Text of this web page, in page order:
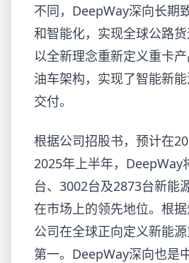
不同，DeepWay深向长期
和智能化，实现全球公路
以全新理念重新定义重卡
油车架构，实现了智能新
交付。
根据公司招股书，预计在
2025年上半年，DeepWay
台、3002台及2873台新能
在市场上的领先地位。根据
公司在全球正向定义新能
第一。DeepWay深向也是